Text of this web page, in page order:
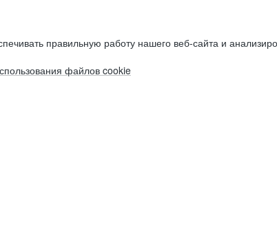
правильную работу нашего веб-сайта и
файлов cookie